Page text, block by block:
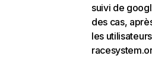
suivi de
des cas,
les